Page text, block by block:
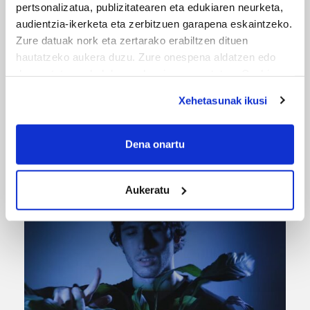
pertsonalizatua, publizitatearen eta edukiaren neurketa,
audientzia-ikerketa eta zerbitzuen garapena eskaintzeko.
Zure datuak nork eta zertarako erabiltzen dituen
hautatzeko aukera duzu. Zure onespena aldatzen edo
If you allow, we would also like to:
Collect information about your geographical
meters
Identify your device by actively scanning it for
specific characteristics (fingerprinting)
Find out more about how your personal data is processed
and set your preferences in thedetails section
Guk eta gure bazkideek zure datu pertsonalak
prozesatzen ditugu, zure IP zenbakia, besteak beste,
Xehetasunak ikusi
Dena onartu
Aukeratu
Urbiako zelaiak erromeria leku